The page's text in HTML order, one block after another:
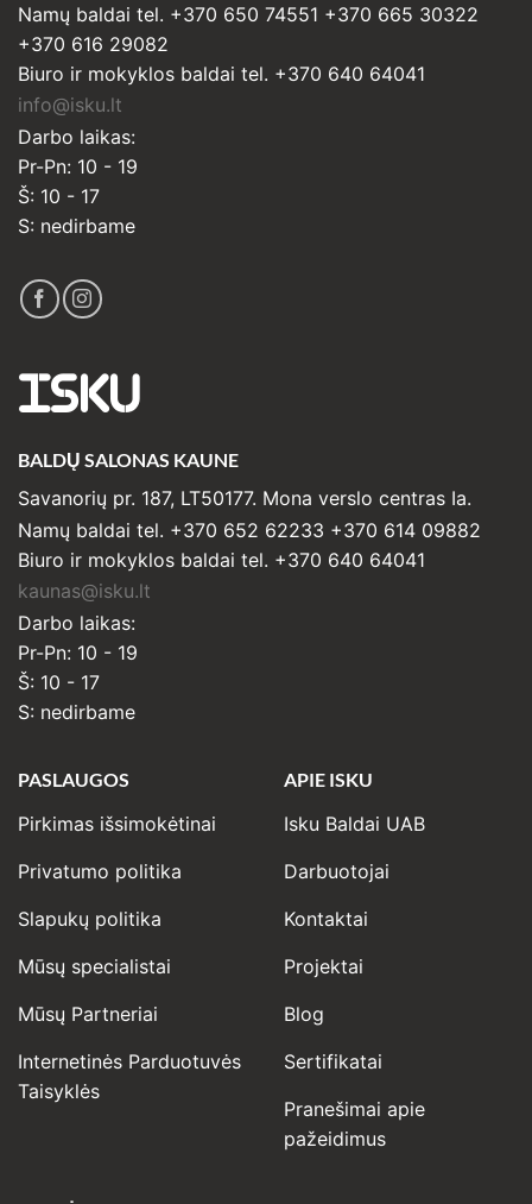
Namų baldai tel. +370 650 74551 +370 665 30322
+370 616 29082
Biuro ir mokyklos baldai tel. +370 640 64041
info@isku.lt
Darbo laikas:
Pr-Pn: 10 - 19
Š: 10 - 17
S: nedirbame
ISKU
BALDŲ SALONAS KAUNE
Savanorių pr. 187, LT50177. Mona verslo centras Ia.
Namų baldai tel. +370 652 62233 +370 614 09882
Biuro ir mokyklos baldai tel. +370 640 64041
kaunas@isku.lt
Darbo laikas:
Pr-Pn: 10 - 19
Š: 10 - 17
S: nedirbame
PASLAUGOS
Pirkimas išsimokėtinai
Privatumo politika
Slapukų politika
Mūsų specialistai
Mūsų Partneriai
Internetinės Parduotuvės
Taisyklės
APIE ISKU
Isku Baldai UAB
Darbuotojai
Kontaktai
Projektai
Blog
Sertifikatai
Pranešimai apie
pažeidimus